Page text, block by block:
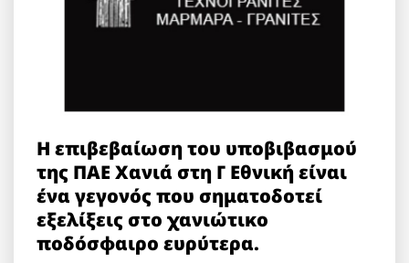
Η επιβεβαίωση του υποβιβασμού
της ΠΑΕ Χανιά στη Γ Εθνική είναι
ένα γεγονός που σηματοδοτεί
εξελίξεις στο χανιώτικο
ποδόσφαιρο ευρύτερα.